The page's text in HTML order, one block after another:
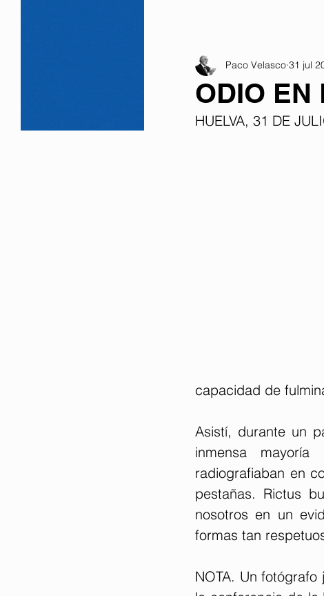
ODIO EN
Paco Velasco 31 jul
HUELVA, 31 DE
capacidad de
Asistí, durante un
inmensa mayoría
radiografiaban en
pestañas. Rictus
nosotros en un
formas tan
NOTA. Un